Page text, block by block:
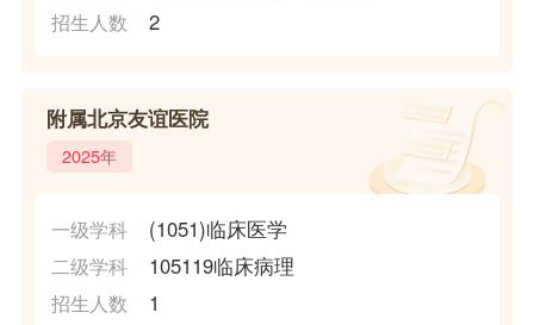
招生人数 2
附属北京友谊医院
2025年
一级学科 (1051)临床医学
二级学科 105119临床病理
招生人数 1